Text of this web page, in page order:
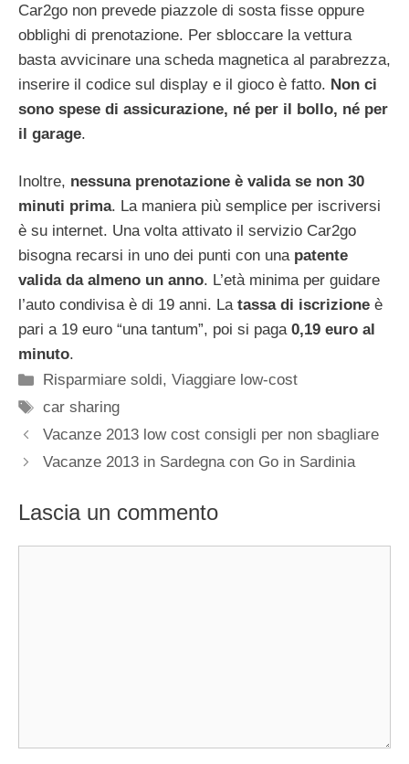
Car2go non prevede piazzole di sosta fisse oppure
obblighi di prenotazione. Per sbloccare la vettura
basta avvicinare una scheda magnetica al parabrezza,
inserire il codice sul display e il gioco è fatto. Non ci
sono spese di assicurazione, né per il bollo, né per
il garage.
Inoltre, nessuna prenotazione è valida se non 30
minuti prima. La maniera più semplice per iscriversi
è su internet. Una volta attivato il servizio Car2go
bisogna recarsi in uno dei punti con una patente
valida da almeno un anno. L’età minima per guidare
l’auto condivisa è di 19 anni. La tassa di iscrizione è
pari a 19 euro “una tantum”, poi si paga 0,19 euro al
minuto.
Categorie
Risparmiare soldi,Viaggiare low-cost
Tag
car sharing
Vacanze 2013 low cost consigli per non sbagliare
Vacanze 2013 in Sardegna con Go in Sardinia
Lascia un commento